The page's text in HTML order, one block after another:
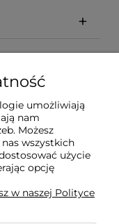
umożliwiają
nam
Możesz
wszystkich
użycie
opcję
w naszej Polityce